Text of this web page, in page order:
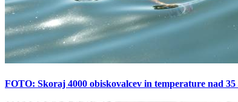
FOTO: Skoraj 4000 obiskovalcev in temperature nad